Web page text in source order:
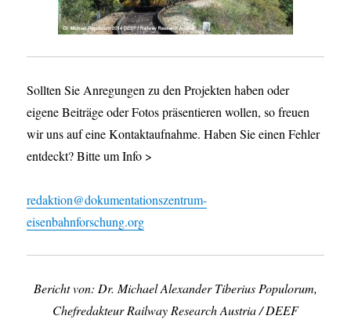
Sollten Sie Anregungen zu den Projekten haben oder
eigene Beiträge oder Fotos präsentieren wollen, so freuen
wir uns auf eine Kontaktaufnahme. Haben Sie einen Fehler
entdeckt? Bitte um Info >
redaktion@dokumentationszentrum-
eisenbahnforschung.org
Bericht von: Dr. Michael Alexander Tiberius Populorum,
Chefredakteur Railway Research Austria / DEEF